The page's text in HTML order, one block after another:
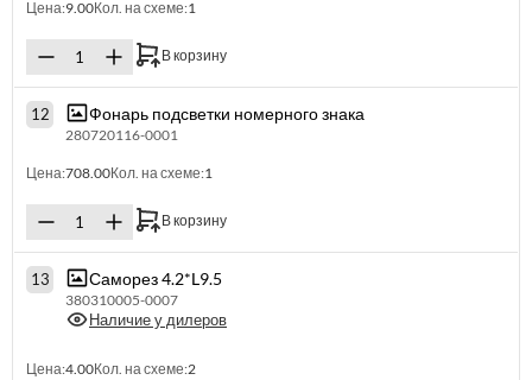
Цена:9.00Кол. на схеме:1
В корзину
12 Фонарь подсветки номерного знака
280720116-0001
Цена:708.00Кол. на схеме:1
В корзину
13 Саморез 4.2*L9.5
380310005-0007
Наличие у дилеров
Цена:4.00Кол. на схеме:2